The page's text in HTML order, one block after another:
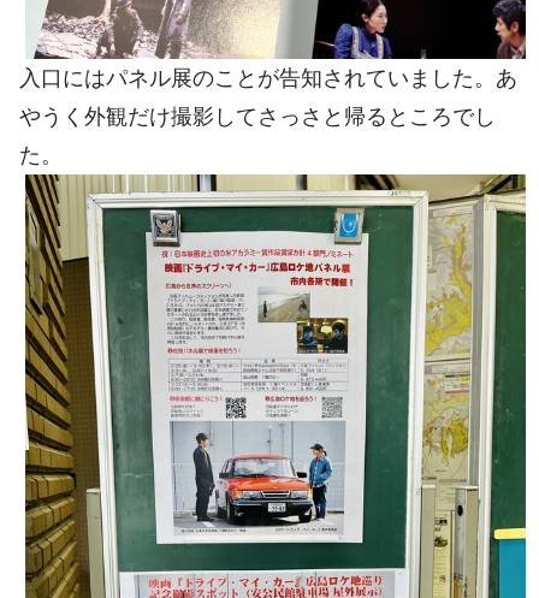
入口にはパネル展のことが告知されていました。あ
やうく外観だけ撮影してさっさと帰るところでし
た。